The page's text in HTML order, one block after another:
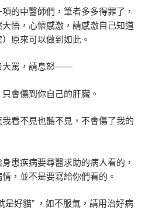
的中醫師們，筆者多多得罪了，
悟，心懷感激，請感激自己知道
原來可以做到如此。
大罵，請息怒——
會傷到你自己的肝臟。
看不見也聽不見，不會傷了我的
患疾病要尋醫求助的病人看的，
，並不是要寫給你們看的。
是好貓” ，如不服氣，請用治好病